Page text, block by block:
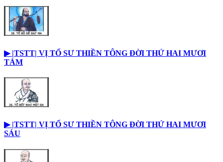
▶︎ |TSTT| VỊ TỔ SƯ THIỀN TÔNG ĐỜI THỨ HAI MƯƠI
TÁM
▶︎ |TSTT| VỊ TỔ SƯ THIỀN TÔNG ĐỜI THỨ HAI MƯƠI
SÁU